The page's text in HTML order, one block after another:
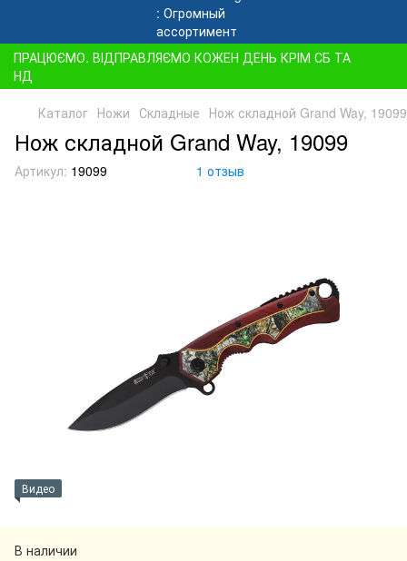
ПРАЦЮЄМО. ВІДПРАВЛЯЄМО КОЖЕН ДЕНЬ КРІМ СБ ТА
НД
Каталог Ножи Складные Нож складной Grand Way, 19099
Нож складной Grand Way, 19099
Артикул: 19099 1 отзыв
Видео
В наличии